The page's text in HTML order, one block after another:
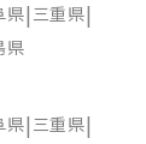
県 三重県
県
県 三重県